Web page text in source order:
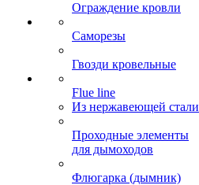
Ограждение кровли
Саморезы
Гвозди кровельные
Flue line
Из нержавеющей стали
Проходные элементы
для дымоходов
Флюгарка (дымник)